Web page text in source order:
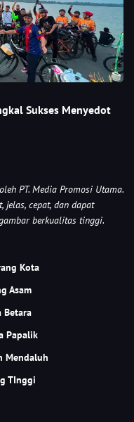
Sukses Menyedot
PT. Media Promosi Utama.
cepat, dan dapat
berkualitas tinggi.
Kota
Asam
Betara
Papalik
Mendaluh
TInggi